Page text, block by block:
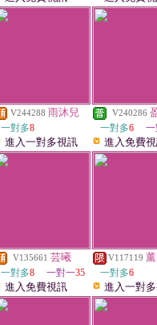
V244288 雨沐兒
一對多8
進入一對多視訊
V240286
一對多6
進入免費
V135661 芸曦
一對多8 一對一35
進入免費視訊
V117119
一對多6
進入一對